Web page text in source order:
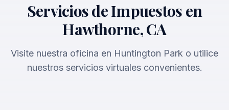
Servicios de Impuestos en
Hawthorne, CA
Visite nuestra oficina en Huntington Park o utilice
nuestros servicios virtuales convenientes.